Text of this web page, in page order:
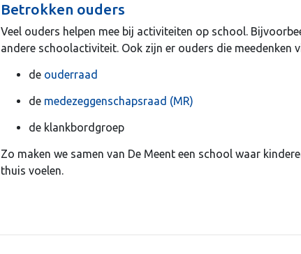
Betrokken ouders
Veel ouders helpen mee bij activiteiten op school.
andere schoolactiviteit. Ook zijn er ouders die meedenken
de ouderraad
de medezeggenschapsraad (MR)
de klankbordgroep
Zo maken we samen van De Meent een school waar
thuis voelen.